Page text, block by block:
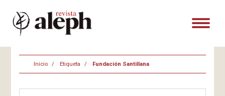
Inicio Etiqueta Fundación Santillana